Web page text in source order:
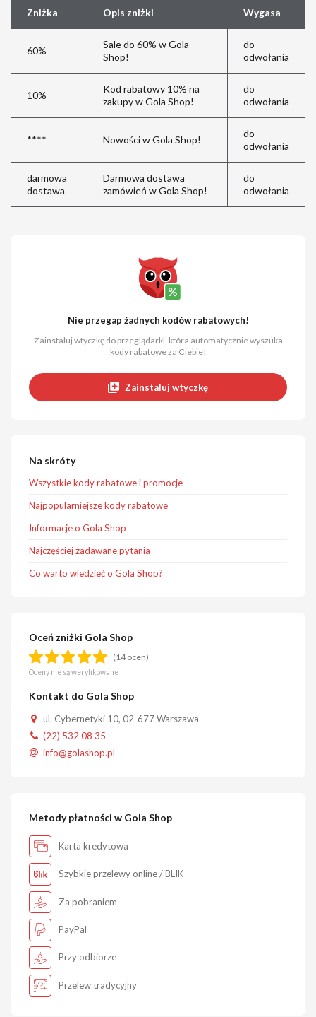
Zniżka Opis zniżki Wygasa
60%
Sale do 60% w Gola
Shop!
do
odwołania
10%
Kod rabatowy 10% na
zakupy w Gola Shop!
do
odwołania
**** Nowości w Gola Shop!
do
odwołania
darmowa
dostawa
Darmowa dostawa
zamówień w Gola Shop!
do
odwołania
Nie przegap żadnych kodów rabatowych!
Zainstaluj wtyczkę do przeglądarki, która automatycznie wyszuka
kody rabatowe za Ciebie!
Zainstaluj wtyczkę
Na skróty
Wszystkie kody rabatowe i promocje
Najpopularniejsze kody rabatowe
Informacje o Gola Shop
Najczęściej zadawane pytania
Co warto wiedzieć o Gola Shop?
Oceń zniżki Gola Shop
(14 ocen)
Oceny nie są weryfikowane
Kontakt do Gola Shop
ul. Cybernetyki 10, 02-677 Warszawa
(22) 532 08 35
info@golashop.pl
Metody płatności w Gola Shop
Karta kredytowa
Szybkie przelewy online / BLIK
Za pobraniem
PayPal
Przy odbiorze
Przelew tradycyjny